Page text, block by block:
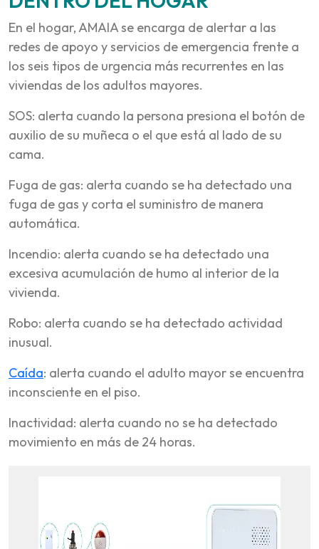
En el hogar, AMAIA se encarga de alertar a las
redes de apoyo y servicios de emergencia frente a
los seis tipos de urgencia más recurrentes en las
viviendas de los adultos mayores.
SOS: alerta cuando la persona presiona el botón de
auxilio de su muñeca o el que está al lado de su
cama.
Fuga de gas: alerta cuando se ha detectado una
fuga de gas y corta el suministro de manera
automática.
Incendio: alerta cuando se ha detectado una
excesiva acumulación de humo al interior de la
vivienda.
Robo: alerta cuando se ha detectado actividad
inusual.
Caída: alerta cuando el adulto mayor se encuentra
inconsciente en el piso.
Inactividad: alerta cuando no se ha detectado
movimiento en más de 24 horas.